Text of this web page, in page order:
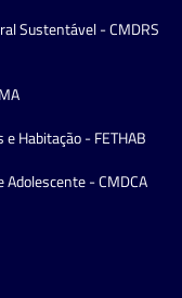
Sustentável - CMDRS
Habitação - FETHAB
Adolescente - CMDCA